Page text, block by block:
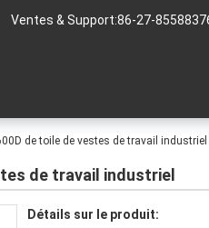
Ventes & Support:86-27-
de toile de vestes de travail industriel
de travail industriel
Détails sur le produit: